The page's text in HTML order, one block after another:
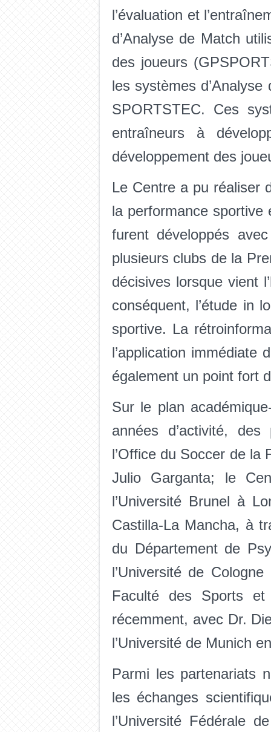
l’évaluation et
d’Analyse de Match
des joueurs
les systèmes
SPORTSTEC. Ces
entraîneurs à
développement des
Le Centre a pu réaliser
la performance
furent développés
plusieurs clubs de la
décisives lorsque vient
conséquent, l’étude in
sportive. La
l’application immédiate
également un point fort
Sur le plan
années d’activité,
l’Office du Soccer de la
Julio Garganta; le
l’Université Brunel à
Castilla-La Mancha, à
du Département de
l’Université de
Faculté des Sports et
récemment, avec Dr.
l’Université de Munich
Parmi les partenariats
les échanges
l’Université Fédérale